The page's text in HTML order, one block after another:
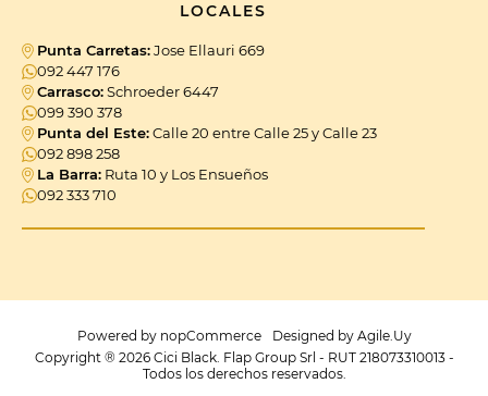
LOCALES
Punta Carretas:Jose Ellauri 669
092 447 176
Carrasco:Schroeder 6447
099 390 378
Punta del Este:Calle 20 entre Calle 25 y Calle 23
092 898 258
La Barra: Ruta 10 y Los Ensueños
092 333 710
Powered by nopCommerce Designed by Agile.Uy
Copyright ® 2026 Cici Black. Flap Group Srl - RUT 218073310013 -
Todos los derechos reservados.